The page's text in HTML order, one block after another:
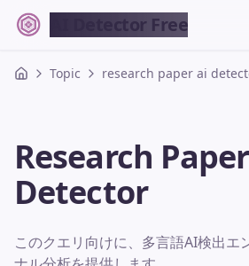
AI Detector Free
Topic research paper ai
Research
Detector
このクエリ向けに、多言語AI検出エ